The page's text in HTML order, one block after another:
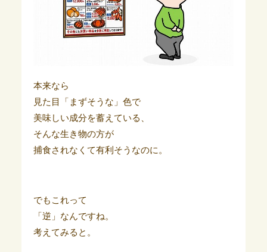
本来なら
見た目「まずそうな」色で
美味しい成分を蓄えている、
そんな生き物の方が
捕食されなくて有利そうなのに。
でもこれって
「逆」なんですね。
考えてみると。